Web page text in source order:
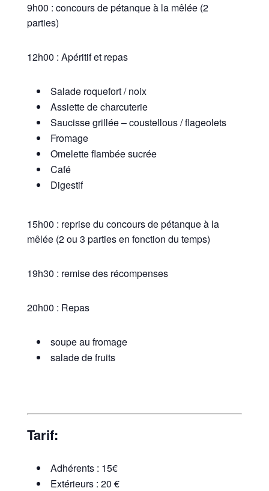
9h00 : concours de pétanque à la mêlée (2
parties)
12h00 : Apéritif et repas
Salade roquefort / noix
Assiette de charcuterie
Saucisse grillée – coustellous / flageolets
Fromage
Omelette flambée sucrée
Café
Digestif
15h00 : reprise du concours de pétanque à la
mêlée (2 ou 3 parties en fonction du temps)
​19h30 : remise des récompenses
20h00 : Repas
soupe au fromage
salade de fruits
Tarif:
Adhérents : 15€
Extérieurs : 20 €